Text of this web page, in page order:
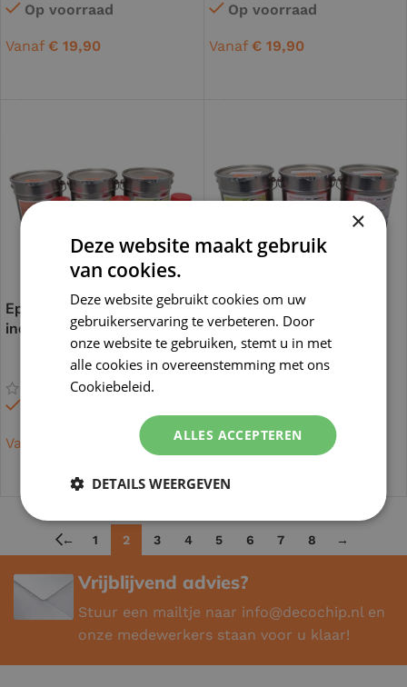
Op voorraad
Vanaf € 19,90
Op voorraad
Vanaf €19,90
Epoxy vloercoating
industrieel m² pakket
Vanaf
Betonlook coating wand
transparant m² pakket
Vanaf€ 12,50
← 1 2 3 4 5 6 7 8 →
Vrijblijvend advies?
Stuur een mailtje naar info@decochip.nl en
onze medewerkers staan voor u klaar!
×
Deze website maakt gebruik
van cookies.
Deze website gebruikt cookies om uw
gebruikerservaring te verbeteren. Door
onze website te gebruiken, stemt u in met
alle cookies in overeenstemming met ons
Cookiebeleid.
ALLES ACCEPTEREN
DETAILS WEERGEVEN